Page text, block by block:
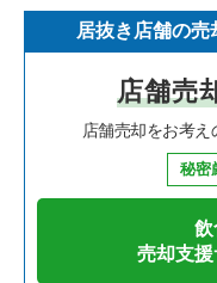
寿司の居抜き売却物件
焼肉の居抜き売却物件
鉄板焼き・お好み焼の
カフェの居抜き売却物
神奈川県の飲食店の居
大阪府の飲食店の居抜
兵庫県の飲食店の居抜
愛知県の飲食店の居抜
堺市北区の飲食店の居
堺市中区の飲食店の居
大阪市西区の飲食店の
大阪市福島区の飲食店
大阪府のイタリア料理
大阪府の中華の居抜き
大阪府のそば・うどん
大阪府の焼肉の居抜き
池田市の焼肉の居抜き
池田市のアジア料理の
池田市のカフェの居抜
池田市のその他の居抜
居抜き店舗の売
店舗売
店舗売却をお考え
秘密
飲
売却支